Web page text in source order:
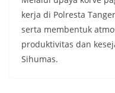
kerja di Polresta
serta membentuk
produktivitas dan
Sihumas.